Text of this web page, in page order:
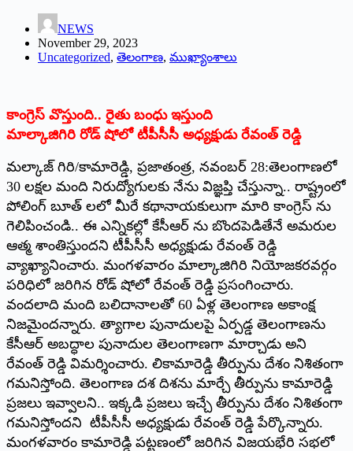
NEWS
November 29, 2023
Uncategorized, తెలంగాణ, ముఖ్యాంశాలు
కాంగ్రెస్‌ ‌వొస్తుంది.. రైతు బంధు ఇస్తుంది
మాల్కాజిగిరి రోడ్‌ ‌షోలో టీపీసీసీ అధ్యక్షుడు రేవంత్‌ ‌రెడ్డి
మల్కాజ్‌ ‌గిరి/కామారెడ్డి, ప్రజాతంత్ర, నవంబర్‌ 28:‌తెలంగాణలో
30 లక్షల మంది నిరుద్యోగులకు నేను విజ్ఞప్తి చేస్తున్నా.. రాష్ట్రంలో
పోలింగ్‌ ‌బూత్‌ ‌లలో మీరే కథానాయకులుగా మారి కాంగ్రెస్‌ ‌ను
గెలిపించండి.. ఈ ఎన్నికల్లో కేసీఆర్‌ ‌ను బొందపెడితేనే అమరుల
ఆత్మ శాంతిస్తుందని టీపీసీసీ అధ్యక్షుడు రేవంత్‌ ‌రెడ్డి
వ్యాఖ్యానించారు. మంగళవారం మాల్కాజిగిరి నియోజకరవర్గం
పరిధిలో జరిగిన రోడ్‌ ‌షోలో రేవంత్‌ ‌రెడ్డి ప్రసంగించారు.
వందలాది మంది బలిదానాలతో 60 ఏళ్ల తెలంగాణ అకాంక్ష
నిజమైందన్నారు. త్యాగాల పునాదులపై ఏర్పడ్డ తెలంగాణను
కేసీఆర్‌ అబద్ధాల పునాదుల తెలంగాణగా మార్చాడు అని
రేవంత్‌ ‌రెడ్డి విమర్శించారు. లికామారెడ్డి తీర్పును దేశం నిశితంగా
గమనిస్తోంది. తెలంగాణ దశ దిశను మార్చే తీర్పును కామారెడ్డి
ప్రజలు ఇవ్వాలని.. ఇక్కడి ప్రజలు ఇచ్చే తీర్పును దేశం నిశితంగా
గమనిస్తోందని టీపీసీసీ అధ్యక్షుడు రేవంత్‌ ‌రెడ్డి పేర్కొన్నారు.
మంగళవారం కామారెడ్డి పట్టణంలో జరిగిన విజయభేరి సభలో